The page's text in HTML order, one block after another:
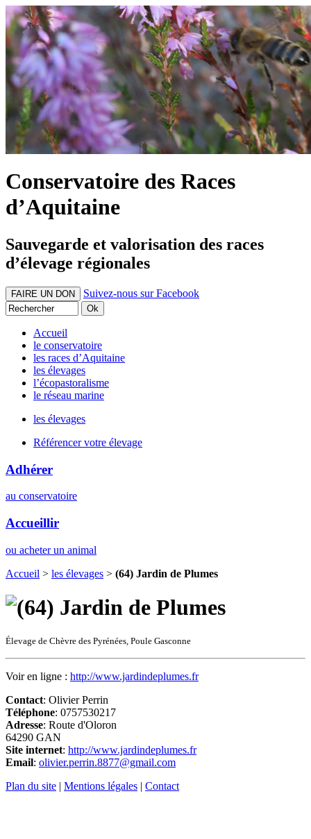
Conservatoire des Races
d’Aquitaine
Sauvegarde et valorisation des races
d’élevage régionales
FAIRE UN DON Suivez-nous sur Facebook
Accueil
le conservatoire
les races d’Aquitaine
les élevages
l’écopastoralisme
le réseau marine
les élevages
Référencer votre élevage
Adhérer
au conservatoire
Accueillir
ou acheter un animal
Accueil > les élevages > (64) Jardin de Plumes
Élevage de Chèvre des Pyrénées, Poule Gasconne
Voir en ligne : http://www.jardindeplumes.fr
Contact: Olivier Perrin
Téléphone: 0757530217
Adresse: Route d'Oloron
64290 GAN
Site internet: http://www.jardindeplumes.fr
Email: olivier.perrin.8877@gmail.com
Plan du site | Mentions légales | Contact